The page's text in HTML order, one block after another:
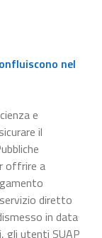
nel
e
il
offrire a
diretto
in data
utenti SUAP